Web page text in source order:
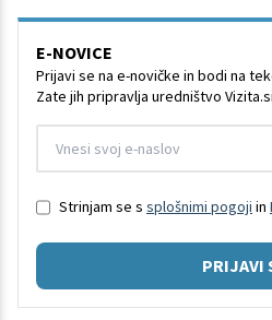
E-NOVICE
Prijavi se na e-novičke in bodi na
Zate jih pripravlja uredništvo
Strinjam se s splošnimi pogoji in
PRIJAVI